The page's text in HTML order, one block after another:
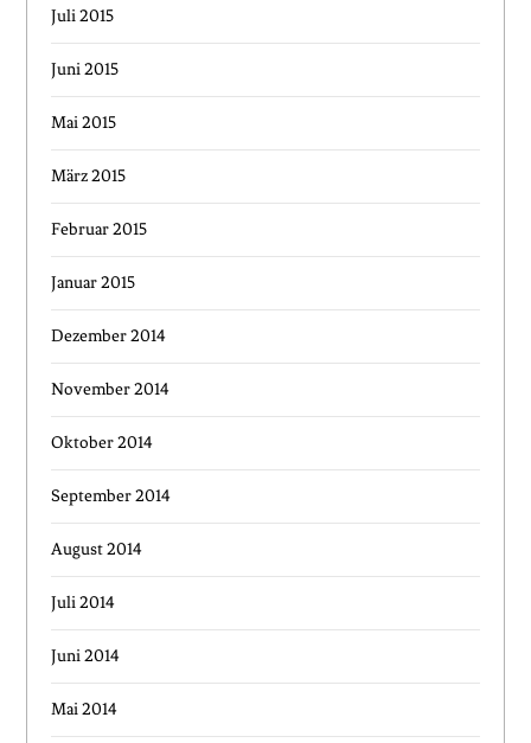
Juli 2015
Juni 2015
Mai 2015
März 2015
Februar 2015
Januar 2015
Dezember 2014
November 2014
Oktober 2014
September 2014
August 2014
Juli 2014
Juni 2014
Mai 2014